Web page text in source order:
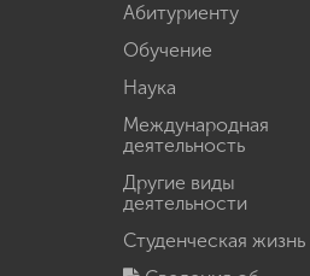
Абитуриенту
Обучение
Наука
Международная
деятельность
Другие виды
деятельности
Студенческая жизнь